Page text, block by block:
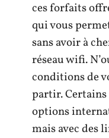
ces forfaits
qui vous
sans avoir à
réseau wifi.
conditions de
partir.
options
mais avec des